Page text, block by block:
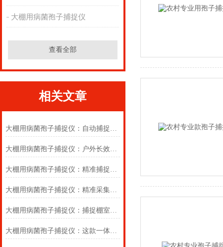
大棚用病菌孢子捕捉仪
查看全部
相关文章
大棚用病菌孢子捕捉仪：自动捕捉孢子样本，高效筛查大棚病菌侵染潜在风险
大棚用病菌孢子捕捉仪：户外长效稳定值守，筑牢大棚作物早期病害防线
大棚用病菌孢子捕捉仪：精准捕捉有害菌群，构筑温室大棚病害防控屏障
大棚用病菌孢子捕捉仪：精准采集有害微生物，有效降低大棚作物染病概率
大棚用病菌孢子捕捉仪：捕捉棚室空气致病孢子，高效筑牢大棚防疫屏障
大棚用病菌孢子捕捉仪：这款一体化智能设备，让作物病害防治变先知